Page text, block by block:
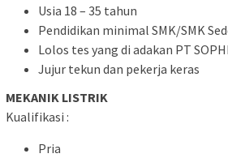
Usia 18 – 35 tahun
Pendidikan minimal SMK/SMK
Lolos tes yang di adakan PT
Jujur tekun dan pekerja keras
MEKANIK LISTRIK
Kualifikasi :
Pria